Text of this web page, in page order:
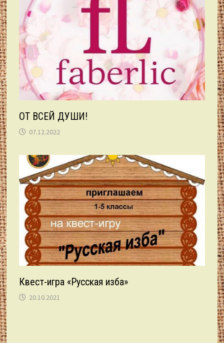
ОТ ВСЕЙ ДУШИ!
07.12.2022
Квест-игра «Русская изба»
20.10.2021